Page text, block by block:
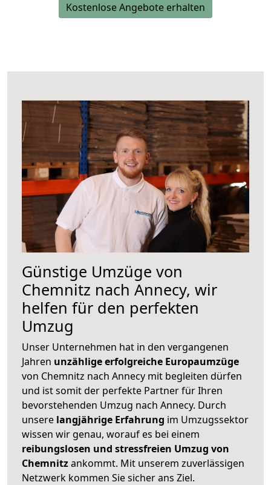
Kostenlose Angebote erhalten
Günstige Umzüge von
Chemnitz nach Annecy, wir
helfen für den perfekten
Umzug
Unser Unternehmen hat in den vergangenen
Jahren unzählige erfolgreiche Europaumzüge
von Chemnitz nach Annecy mit begleiten dürfen
und ist somit der perfekte Partner für Ihren
bevorstehenden Umzug nach Annecy. Durch
unsere langjährige Erfahrung im Umzugssektor
wissen wir genau, worauf es bei einem
reibungslosen und stressfreien Umzug von
Chemnitzankommt. Mit unserem zuverlässigen
Netzwerk kommen Sie sicher ans Ziel.